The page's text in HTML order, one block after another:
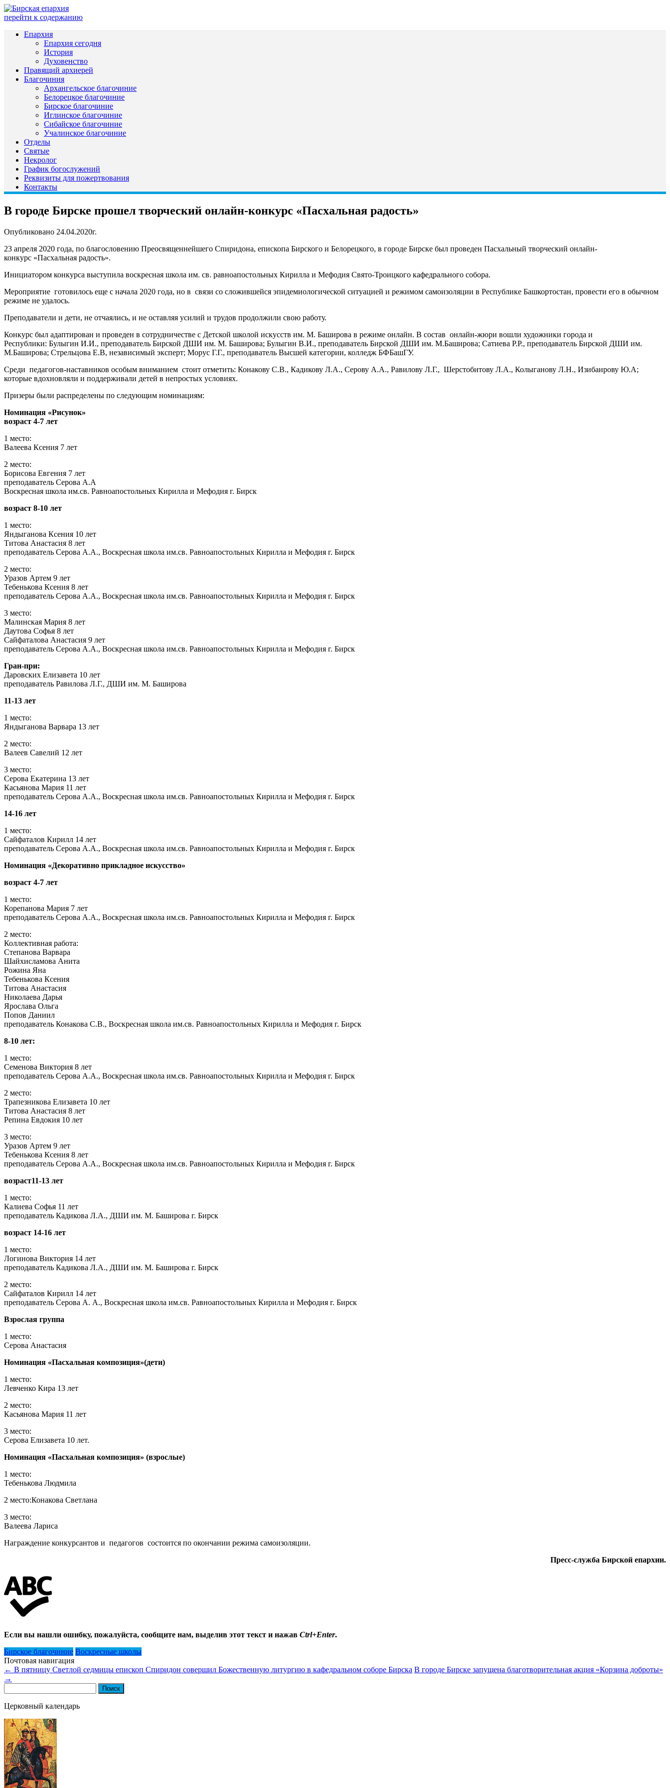
перейти к содержанию
Епархия
Епархия сегодня
История
Духовенство
Правящий архиерей
Благочиния
Архангельское благочиние
Белорецкое благочиние
Бирское благочиние
Иглинское благочиние
Сибайское благочиние
Учалинское благочиние
Отделы
Святые
Некролог
График богослужений
Реквизиты для пожертвования
Контакты
В городе Бирске прошел творческий онлайн-конкурс «Пасхальная радость»
Опубликовано 24.04.2020г.
23 апреля 2020 года, по благословению Преосвященнейшего Спиридона, епископа Бирского и Белорецкого, в городе Бирске был проведен Пасхальный творческий онлайн-
конкурс «Пасхальная радость».
Инициатором конкурса выступила воскресная школа им. св. равноапостольных Кирилла и Мефодия Свято-Троицкого кафедрального собора.
Мероприятие готовилось еще с начала 2020 года, но в связи со сложившейся эпидемиологической ситуацией и режимом самоизоляции в Республике Башкортостан, провести его в обычном
режиме не удалось.
Преподаватели и дети, не отчаялись, и не оставляя усилий и трудов продолжили свою работу.
Конкурс был адаптирован и проведен в сотрудничестве с Детской школой искусств им. М. Баширова в режиме онлайн. В состав онлайн-жюри вошли художники города и
Республики: Булыгин И.И., преподаватель Бирской ДШИ им. М. Баширова; Булыгин В.И., преподаватель Бирской ДШИ им. М.Баширова; Сатиева Р.Р., преподаватель Бирской ДШИ им.
М.Баширова; Стрельцова Е.В, независимый эксперт; Морус Г.Г., преподаватель Высшей категории, колледж БФБашГУ.
Среди педагогов-наставников особым вниманием стоит отметить: Конакову С.В., Кадикову Л.А., Серову А.А., Равилову Л.Г., Шерстобитову Л.А., Колыганову Л.Н., Изибаирову Ю.А;
которые вдохновляли и поддерживали детей в непростых условиях.
Призеры были распределены по следующим номинациям:
Номинация «Рисунок»
возраст 4-7 лет
1 место:
Валеева Ксения 7 лет
2 место:
Борисова Евгения 7 лет
преподаватель Серова А.А
Воскресная школа им.св. Равноапостольных Кирилла и Мефодия г. Бирск
возраст 8-10 лет
1 место:
Яндыганова Ксения 10 лет
Титова Анастасия 8 лет
преподаватель Серова А.А., Воскресная школа им.св. Равноапостольных Кирилла и Мефодия г. Бирск
2 место:
Уразов Артем 9 лет
Тебенькова Ксения 8 лет
преподаватель Серова А.А., Воскресная школа им.св. Равноапостольных Кирилла и Мефодия г. Бирск
3 место:
Малинская Мария 8 лет
Даутова Софья 8 лет
Сайфаталова Анастасия 9 лет
преподаватель Серова А.А., Воскресная школа им.св. Равноапостольных Кирилла и Мефодия г. Бирск
Гран-при:
Даровских Елизавета 10 лет
преподаватель Равилова Л.Г., ДШИ им. М. Баширова
11-13 лет
1 место:
Яндыганова Варвара 13 лет
2 место:
Валеев Савелий 12 лет
3 место:
Серова Екатерина 13 лет
Касьянова Мария 11 лет
преподаватель Серова А.А., Воскресная школа им.св. Равноапостольных Кирилла и Мефодия г. Бирск
14-16 лет
1 место:
Сайфаталов Кирилл 14 лет
преподаватель Серова А.А., Воскресная школа им.св. Равноапостольных Кирилла и Мефодия г. Бирск
Номинация «Декоративно прикладное искусство»
возраст 4-7 лет
1 место:
Корепанова Мария 7 лет
преподаватель Серова А.А., Воскресная школа им.св. Равноапостольных Кирилла и Мефодия г. Бирск
2 место:
Коллективная работа:
Степанова Варвара
Шайхисламова Анита
Рожина Яна
Тебенькова Ксения
Титова Анастасия
Николаева Дарья
Ярослава Ольга
Попов Даниил
преподаватель Конакова С.В., Воскресная школа им.св. Равноапостольных Кирилла и Мефодия г. Бирск
8-10 лет:
1 место:
Семенова Виктория 8 лет
преподаватель Серова А.А., Воскресная школа им.св. Равноапостольных Кирилла и Мефодия г. Бирск
2 место:
Трапезникова Елизавета 10 лет
Титова Анастасия 8 лет
Репина Евдокия 10 лет
3 место:
Уразов Артем 9 лет
Тебенькова Ксения 8 лет
преподаватель Серова А.А., Воскресная школа им.св. Равноапостольных Кирилла и Мефодия г. Бирск
возраст11-13 лет
1 место:
Калиева Софья 11 лет
преподаватель Кадикова Л.А., ДШИ им. М. Баширова г. Бирск
возраст 14-16 лет
1 место:
Логинова Виктория 14 лет
преподаватель Кадикова Л.А., ДШИ им. М. Баширова г. Бирск
2 место:
Сайфаталов Кирилл 14 лет
преподаватель Серова А. А., Воскресная школа им.св. Равноапостольных Кирилла и Мефодия г. Бирск
Взрослая группа
1 место:
Серова Анастасия
Номинация «Пасхальная композиция»(дети)
1 место:
Левченко Кира 13 лет
2 место:
Касьянова Мария 11 лет
3 место:
Серова Елизавета 10 лет.
Номинация «Пасхальная композиция» (взрослые)
1 место:
Тебенькова Людмила
2 место:Конакова Светлана
3 место:
Валеева Лариса
Награждение конкурсантов и педагогов состоится по окончании режима самоизоляции.
Пресс-служба Бирской епархии.
Если вы нашли ошибку, пожалуйста, сообщите нам, выделив этот текст и нажав Ctrl+Enter.
Бирское благочиние Воскресные школы
Почтовая навигация
← В пятницу Светлой седмицы епископ Спиридон совершил Божественную литургию в кафедральном соборе Бирска В городе Бирске запущена благотворительная акция «Корзина доброты»
→
Церковный календарь